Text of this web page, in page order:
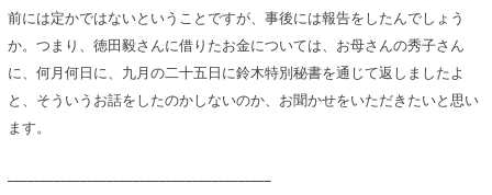
前には定かではないということですが、事後には報告をしたんでしょう
か。つまり、徳田毅さんに借りたお金については、お母さんの秀子さん
に、何月何日に、九月の二十五日に鈴木特別秘書を通じて返しましたよ
と、そういうお話をしたのかしないのか、お聞かせをいただきたいと思い
ます。